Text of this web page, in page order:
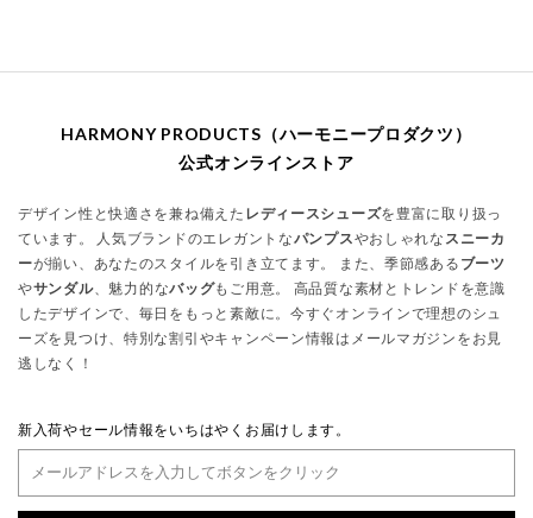
HARMONY PRODUCTS（ハーモニープロダクツ）
公式オンラインストア
デザイン性と快適さを兼ね備えた レディースシューズを豊富に取り扱っ
ています。 人気ブランドのエレガントなパンプスやおしゃれな スニーカ
ーが揃い、あなたのスタイルを引き立てます。 また、季節感ある ブーツ
やサンダル、魅力的なバッグもご用意。 高品質な素材とトレンドを意識
したデザインで、毎日をもっと素敵に。今すぐオンラインで理想のシュ
ーズを見つけ、特別な割引やキャンペーン情報はメールマガジンをお見
逃しなく！
新入荷やセール情報をいちはやくお届けします。